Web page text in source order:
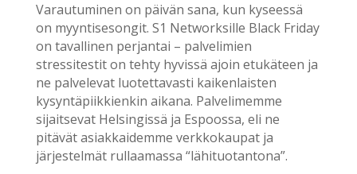
Varautuminen on päivän sana, kun kyseessä
on myyntisesongit. S1 Networksille Black Friday
on tavallinen perjantai – palvelimien
stressitestit on tehty hyvissä ajoin etukäteen ja
ne palvelevat luotettavasti kaikenlaisten
kysyntäpiikkienkin aikana. Palvelimemme
sijaitsevat Helsingissä ja Espoossa, eli ne
pitävät asiakkaidemme verkkokaupat ja
järjestelmät rullaamassa “lähituotantona”.